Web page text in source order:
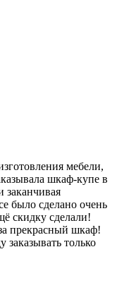
мебели,
шкаф-купе в
заканчивая
было сделано очень
скидку сделали!
прекрасный шкаф!
заказывать только